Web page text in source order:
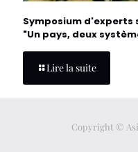
Symposium d'experts
"Un pays, deux
Lire la suite
Copyright ©